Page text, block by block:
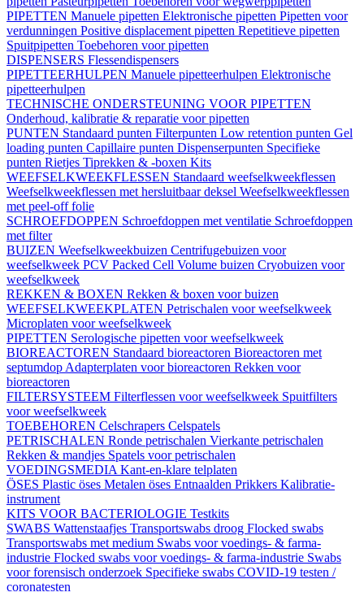
PIPETTEN Manuele pipetten Elektronische pipetten Pipetten voor
verdunningen Positive displacement pipetten Repetitieve pipetten
Spuitpipetten Toebehoren voor pipetten
DISPENSERS Flessendispensers
PIPETTEERHULPEN Manuele pipetteerhulpen Elektronische
pipetteerhulpen
TECHNISCHE ONDERSTEUNING VOOR PIPETTEN
Onderhoud, kalibratie & reparatie voor pipetten
PUNTEN Standaard punten Filterpunten Low retention punten Gel
loading punten Capillaire punten Dispenserpunten Specifieke
punten Rietjes Tiprekken & -boxen Kits
WEEFSELKWEEKFLESSEN Standaard weefselkweekflessen
Weefselkweekflessen met hersluitbaar deksel Weefselkweekflessen
met peel-off folie
SCHROEFDOPPEN Schroefdoppen met ventilatie Schroefdoppen
met filter
BUIZEN Weefselkweekbuizen Centrifugebuizen voor
weefselkweek PCV Packed Cell Volume buizen Cryobuizen voor
weefselkweek
REKKEN & BOXEN Rekken & boxen voor buizen
WEEFSELKWEEKPLATEN Petrischalen voor weefselkweek
Microplaten voor weefselkweek
PIPETTEN Serologische pipetten voor weefselkweek
BIOREACTOREN Standaard bioreactoren Bioreactoren met
septumdop Adapterplaten voor bioreactoren Rekken voor
bioreactoren
FILTERSYSTEEM Filterflessen voor weefselkweek Spuitfilters
voor weefselkweek
TOEBEHOREN Celschrapers Celspatels
PETRISCHALEN Ronde petrischalen Vierkante petrischalen
Rekken & mandjes Spatels voor petrischalen
VOEDINGSMEDIA Kant-en-klare telplaten
ÖSES Plastic öses Metalen öses Entnaalden Prikkers Kalibratie-
instrument
KITS VOOR BACTERIOLOGIE Testkits
SWABS Wattenstaafjes Transportswabs droog Flocked swabs
Transportswabs met medium Swabs voor voedings- & farma-
industrie Flocked swabs voor voedings- & farma-industrie Swabs
voor forensisch onderzoek Specifieke swabs COVID-19 testen /
coronatesten